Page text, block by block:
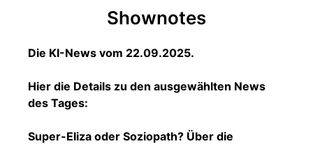
Shownotes
Die KI-News vom 22.09.2025.
Hier die Details zu den ausgewählten News
des Tages:
Super-Eliza oder Soziopath? Über die